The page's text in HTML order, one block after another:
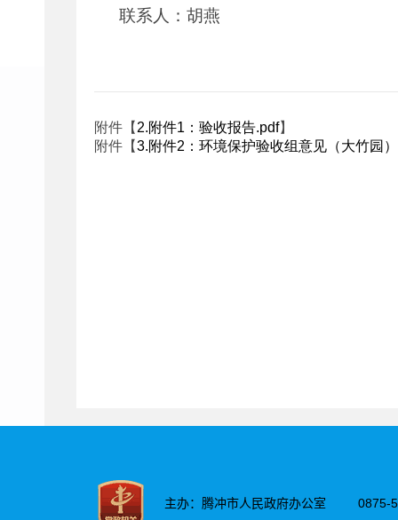
联系人： 胡燕
附件【 2.附件1：验收报告.pdf】
附件【3.附件2：环境保护验收组意见（大竹园